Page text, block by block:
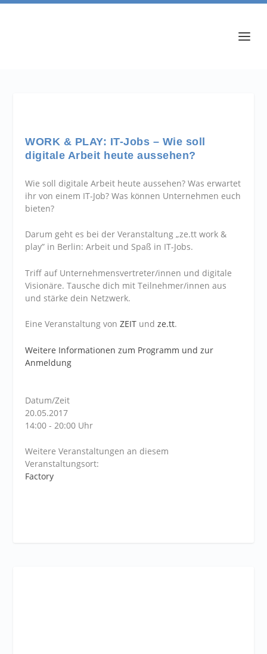
WORK & PLAY: IT-Jobs – Wie soll
digitale Arbeit heute aussehen?
Wie soll digitale Arbeit heute aussehen? Was erwartet
ihr von einem IT-Job? Was können Unternehmen euch
bieten?
Darum geht es bei der Veranstaltung „ze.tt work &
play” in Berlin: Arbeit und Spaß in IT-Jobs.
Triff auf Unternehmensvertreter/innen und digitale
Visionäre. Tausche dich mit Teilnehmer/innen aus
und stärke dein Netzwerk.
Eine Veranstaltung vonZEIT undze.tt.
Weitere Informationen zum Programm und zur
Anmeldung
Datum/Zeit
20.05.2017
14:00 - 20:00 Uhr
Weitere Veranstaltungen an diesem
Veranstaltungsort:
Factory